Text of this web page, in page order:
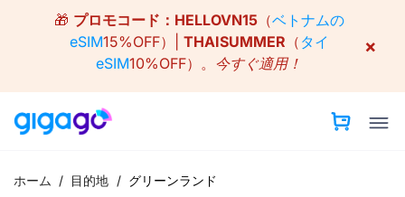
🎁 プロモコード： HELLOVN15（ベトナムの
eSIM15%OFF）| THAISUMMER （ タイ
eSIM10%OFF）。 今すぐ適用！
×
ホーム / 目的地 / グリーンランド